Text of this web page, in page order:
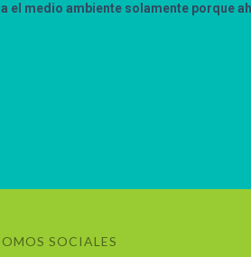
medio ambiente solamente porque
SOCIALES